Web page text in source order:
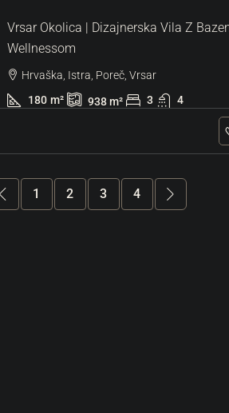
Vrsar Okolica | Dizajnerska Vila Z
Wellnessom
Hrvaška, Istra, Poreč, Vrsar
180 m² 938m² 3 4
1 2 3 4